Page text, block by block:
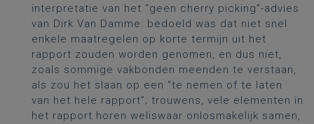
interpretatie van het “geen cherry picking”-advies
van Dirk Van Damme: bedoeld was dat niet snel
enkele maatregelen op korte termijn uit het
rapport zouden worden genomen, en dus niet,
zoals sommige vakbonden meenden te verstaan,
als zou het slaan op een “te nemen of te laten
van het hele rapport”; trouwens, vele elementen in
het rapport horen weliswaar onlosmakelijk samen,